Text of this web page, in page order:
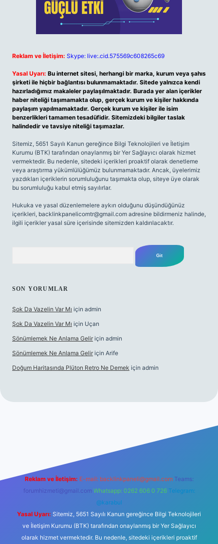
Reklam ve İletişim: Skype: live:.cid.575569c608265c69
Yasal Uyarı: Bu internet sitesi, herhangi bir marka, kurum veya şahıs
şirketi ile hiçbir bağlantısı bulunmamaktadır. Sitede yalnızca kendi
hazırladığımız makaleler paylaşılmaktadır. Burada yer alan içerikler
haber niteliği taşımamakta olup, gerçek kurum ve kişiler hakkında
paylaşım yapılmamaktadır. Gerçek kurum ve kişiler ile isim
benzerlikleri tamamen tesadüfidir. Sitemizdeki bilgiler taslak
halindedir ve tavsiye niteliği taşımazlar.
Sitemiz, 5651 Sayılı Kanun gereğince Bilgi Teknolojileri ve İletişim
Kurumu (BTK) tarafından onaylanmış bir Yer Sağlayıcı olarak hizmet
vermektedir. Bu nedenle, sitedeki içerikleri proaktif olarak denetleme
veya araştırma yükümlülüğümüz bulunmamaktadır. Ancak, üyelerimiz
yazdıkları içeriklerin sorumluluğunu taşımakta olup, siteye üye olarak
bu sorumluluğu kabul etmiş sayılırlar.
Hukuka ve yasal düzenlemelere aykırı olduğunu düşündüğünüz
içerikleri, backlinkpanelicomtr@gmail.com adresine bildirmeniz halinde,
ilgili içerikler yasal süre içerisinde sitemizden kaldırılacaktır.
SON YORUMLAR
Şok Da Vazelin Var Mı için admin
Şok Da Vazelin Var Mı için Uçan
Sönümlemek Ne Anlama Gelir için admin
Sönümlemek Ne Anlama Gelir için Arife
Doğum Haritasında Plüton Retro Ne Demek için admin
Reklam ve İletişim: E-mail: backlinkpaneli@gmail.com Teams:
forumhizmeti@gmail.com Whatsapp: 0262 606 0 726 Telegram:
@karabul
Yasal Uyarı: Sitemiz, 5651 Sayılı Kanun gereğince Bilgi Teknolojileri
ve İletişim Kurumu (BTK) tarafından onaylanmış bir Yer Sağlayıcı
olarak hizmet vermektedir. Bu nedenle, sitedeki içerikleri proaktif